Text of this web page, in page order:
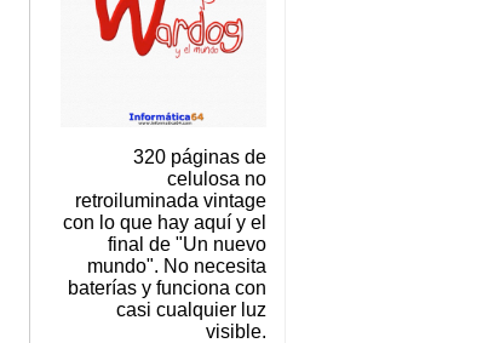
320 páginas de
celulosa no
retroiluminada vintage
con lo que hay aquí y el
final de "Un nuevo
mundo". No necesita
baterías y funciona con
casi cualquier luz
visible.